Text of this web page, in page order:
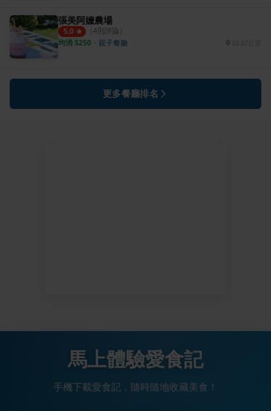
張美阿嬤農場
5.0 （ 4則評論）
均消 $250 ・ 親子餐廳
更多餐廳排名
馬上體驗愛食記
手機下載愛食記，隨時隨地收藏美食！